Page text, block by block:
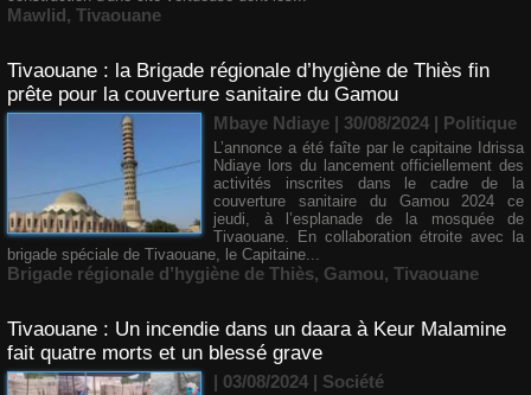
Mawlid, Tivaouane
Tivaouane : ​la Brigade régionale d’hygiène de Thiès fin
prête pour la couverture sanitaire du Gamou
Mbaye Ndiaye | 30/08/2024 | Politique
L’annonce a été faîte par le capitaine Idrissa
Ndiaye lors du lancement officiellement des
activités inscrites dans le cadre de la
couverture sanitaire du Gamou 2024 ce
jeudi, à l’esplanade de la mosquée de
Tivaouane. En collaboration étroite avec la
brigade spéciale de Tivaouane, le Capitaine...
Brigade régionale d’hygiène de Thiès, Gamou, Tivaouane
Tivaouane : Un incendie dans un daara à Keur Malamine
fait quatre morts et un blessé grave
| 03/08/2024 | Société